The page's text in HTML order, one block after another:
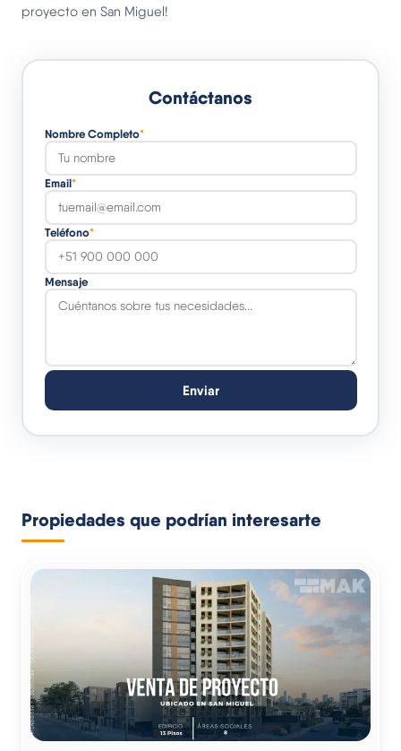
proyecto en San Miguel!
Contáctanos
Nombre Completo*
Email*
Teléfono*
Mensaje
Enviar
Propiedades que podrían interesarte